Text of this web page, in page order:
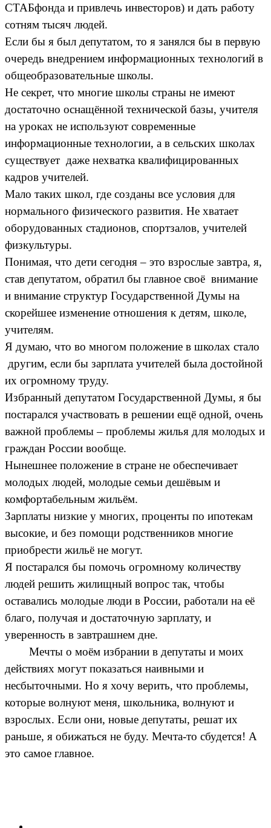
СТАБфонда и привлечь инвесторов) и дать работу
сотням тысяч людей.
Если бы я был депутатом, то я занялся бы в первую
очередь внедрением информационных технологий в
общеобразовательные школы.
Не секрет, что многие школы страны не имеют
достаточно оснащённой технической базы, учителя
на уроках не используют современные
информационные технологии, а в сельских школах
существует даже нехватка квалифицированных
кадров учителей.
Мало таких школ, где созданы все условия для
нормального физического развития. Не хватает
оборудованных стадионов, спортзалов, учителей
физкультуры.
Понимая, что дети сегодня – это взрослые завтра, я,
став депутатом, обратил бы главное своё внимание
и внимание структур Государственной Думы на
скорейшее изменение отношения к детям, школе,
учителям.
Я думаю, что во многом положение в школах стало
другим, если бы зарплата учителей была достойной
их огромному труду.
Избранный депутатом Государственной Думы, я бы
постарался участвовать в решении ещё одной, очень
важной проблемы – проблемы жилья для молодых и
граждан России вообще.
Нынешнее положение в стране не обеспечивает
молодых людей, молодые семьи дешёвым и
комфортабельным жильём.
Зарплаты низкие у многих, проценты по ипотекам
высокие, и без помощи родственников многие
приобрести жильё не могут.
Я постарался бы помочь огромному количеству
людей решить жилищный вопрос так, чтобы
оставались молодые люди в России, работали на её
благо, получая и достаточную зарплату, и
уверенность в завтрашнем дне.
Мечты о моём избрании в депутаты и моих
действиях могут показаться наивными и
несбыточными. Но я хочу верить, что проблемы,
которые волнуют меня, школьника, волнуют и
взрослых. Если они, новые депутаты, решат их
раньше, я обижаться не буду. Мечта-то сбудется! А
это самое главное.